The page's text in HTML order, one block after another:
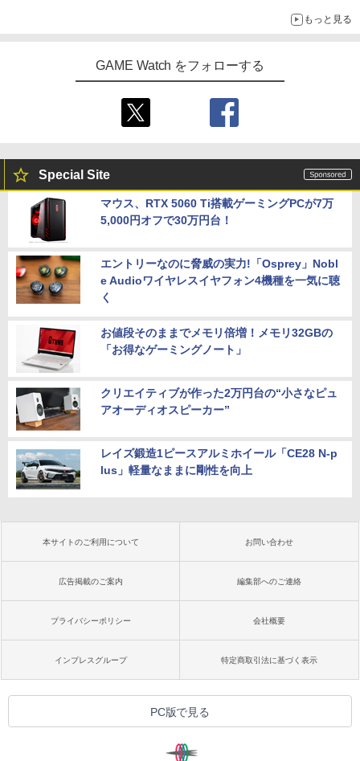
もっと見る
GAME Watch をフォローする
Special Site
マウス、RTX 5060 Ti搭載ゲーミングPCが7万
5,000円オフで30万円台！
エントリーなのに脅威の実力!「Osprey」Nobl
e Audioワイヤレスイヤフォン4機種を一気に聴
く
お値段そのままでメモリ倍増！メモリ32GBの
「お得なゲーミングノート」
クリエイティブが作った2万円台の“小さなピュ
アオーディオスピーカー”
レイズ鍛造1ピースアルミホイール「CE28 N-p
lus」軽量なままに剛性を向上
本サイトのご利用について お問い合わせ
広告掲載のご案内 編集部へのご連絡
プライバシーポリシー 会社概要
インプレスグループ 特定商取引法に基づく表示
PC版で見る